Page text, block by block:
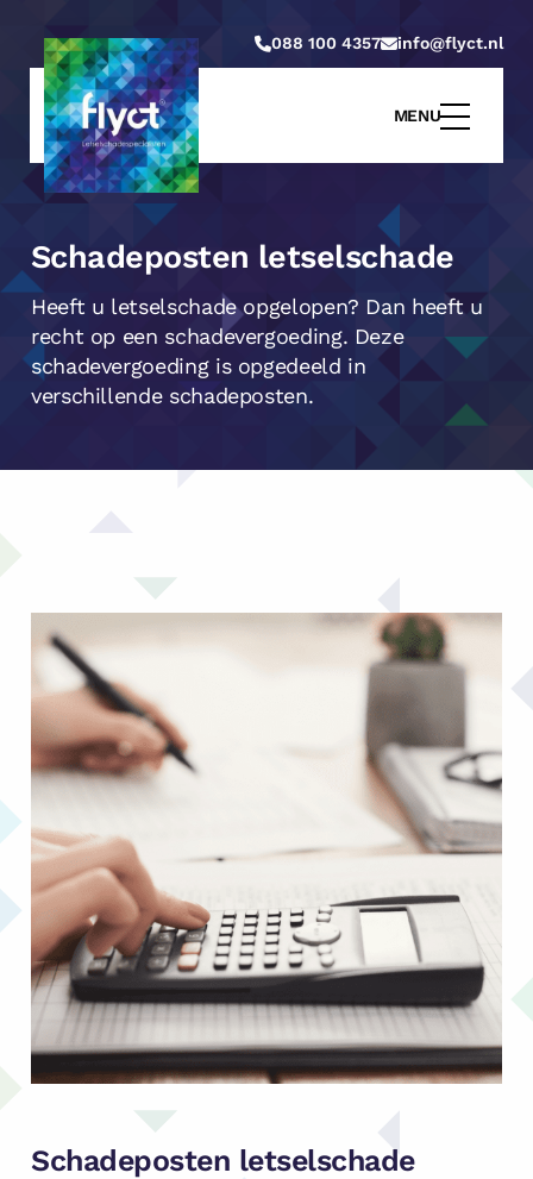
088 100 4357 info@flyct.nl
MENU
Schadeposten letselschade
Heeft u letselschade opgelopen? Dan heeft u
recht op een schadevergoeding. Deze
schadevergoeding is opgedeeld in
verschillende schadeposten.
Schadeposten letselschade